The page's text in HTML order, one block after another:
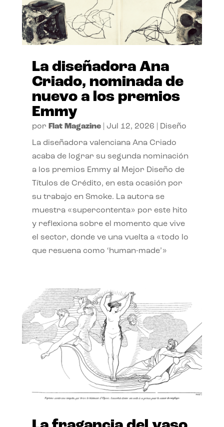
La diseñadora Ana
Criado, nominada de
nuevo a los premios
Emmy
por Flat Magazine| Jul 12, 2026 Diseño
La diseñadora valenciana Ana Criado
acaba de lograr su segunda nominación
a los premios Emmy al Mejor Diseño de
Títulos de Crédito, en esta ocasión por
su trabajo en Smoke. La autora se
muestra «supercontenta» por este hito
y reflexiona sobre el momento que vive
el sector, donde ve una vuelta a «todo lo
que resuena como ‘human-made’»